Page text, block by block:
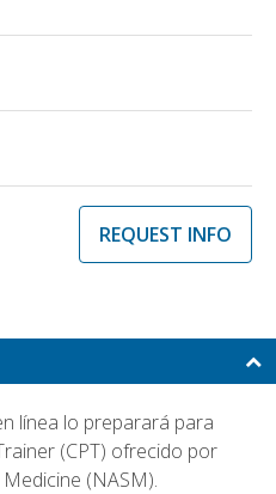
REQUEST INFO
línea lo preparará para
(CPT) ofrecido por
(NASM).